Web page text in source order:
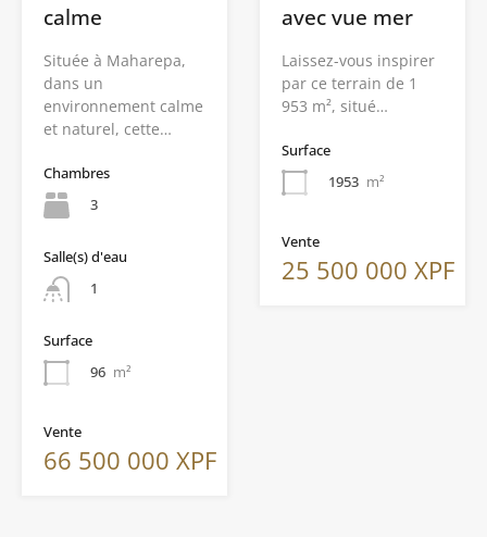
calme
Située à Maharepa,
dans un
environnement calme
et naturel, cette…
Chambres
3
Salle(s) d'eau
1
Surface
96 m²
Vente
66 500 000 XPF
avec vue mer
Laissez-vous inspirer
par ce terrain de 1
953 m², situé…
Surface
1953 m²
Vente
25 500 000 XPF